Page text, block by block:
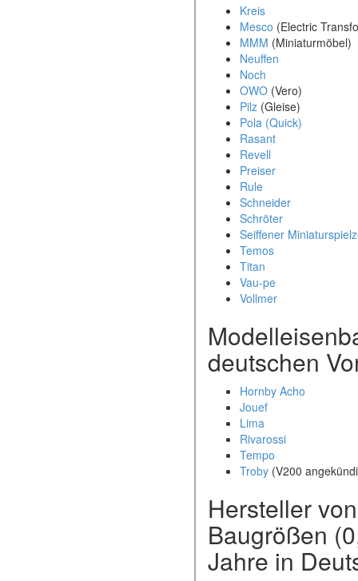
Kreis
Mesco (Electric
MMM (Miniaturmöbel)
Neuffen
Noch
OWO (Vero)
Pilz (Gleise)
Pola (Quick)
Rasant
Revell
Preiser
Rule
Schneider
Schröter
Seiffener
Temos
Titan
Vau-pe
Vollmer
deutschen
Hornby Acho
Jouef
Lima
Rivarossi
Tempo
Troby (V200
Hersteller
Baugrößen
Jahre in